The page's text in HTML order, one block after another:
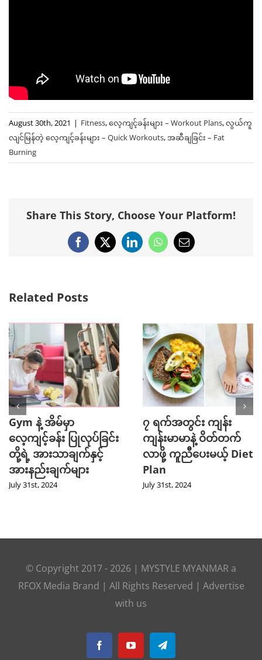
August 30th, 2021 | Fitness,လေ့ကျင့်ခန်းများ – Workout Plans,လွယ်ကူ
လျင်မြန်တဲ့ ‌လေ့ကျင့်ခန်းများ – Quick Workouts,အဆီချခြင်း – Fat
Burning
Share This Story, Choose Your Platform!
Facebook
X LinkedInWhatsApp
Email
Related Posts
Gym နဲ့ အိမ်မှာ
လေ့ကျင့်ခန်း ပြုလုပ်ခြင်း
တို့ရဲ့ အားသာချက်နှင့်
အားနည်းချက်များ
July 31st, 2024
၇ ရက်အတွင်း ကျန်း
ကျန်းမာမာနဲ့ ဝိတ်တက်
လာဖို့ ကူညီပေးမယ့် Diet
Plan
July 31st, 2024
© Copyright 2017 - 2026 | MYSTYLE MYANMAR a
RFOX Media Brand | All Rights Reserved | Advertise
with us
FacebookYouTubeTelegram